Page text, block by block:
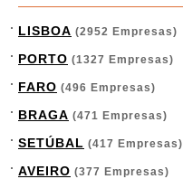
LISBOA (2952 Empresas)
PORTO (1327 Empresas)
FARO (496 Empresas)
BRAGA (471 Empresas)
SETÚBAL (417 Empresas)
AVEIRO (377 Empresas)